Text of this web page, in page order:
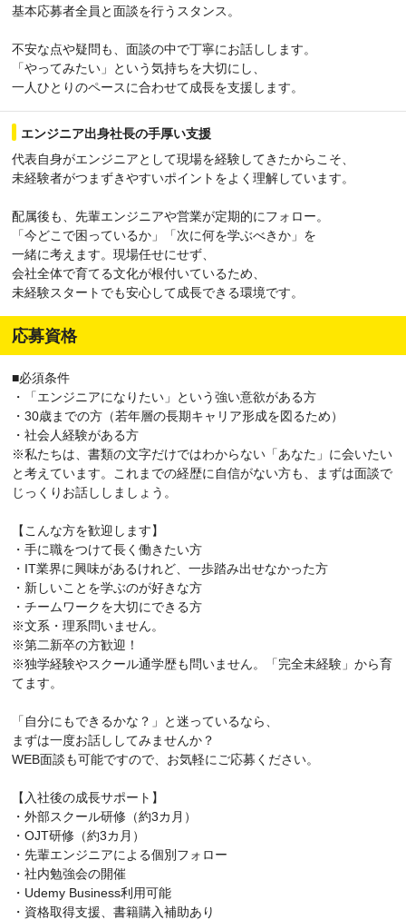
基本応募者全員と面談を行うスタンス。
不安な点や疑問も、面談の中で丁寧にお話しします。
「やってみたい」という気持ちを大切にし、
一人ひとりのペースに合わせて成長を支援します。
エンジニア出身社長の手厚い支援
代表自身がエンジニアとして現場を経験してきたからこそ、
未経験者がつまずきやすいポイントをよく理解しています。
配属後も、先輩エンジニアや営業が定期的にフォロー。
「今どこで困っているか」「次に何を学ぶべきか」を
一緒に考えます。現場任せにせず、
会社全体で育てる文化が根付いているため、
未経験スタートでも安心して成長できる環境です。
応募資格
■必須条件
・「エンジニアになりたい」という強い意欲がある方
・30歳までの方（若年層の長期キャリア形成を図るため）
・社会人経験がある方
※私たちは、書類の文字だけではわからない「あなた」に会いたい
と考えています。これまでの経歴に自信がない方も、まずは面談で
じっくりお話ししましょう。
【こんな方を歓迎します】
・手に職をつけて長く働きたい方
・IT業界に興味があるけれど、一歩踏み出せなかった方
・新しいことを学ぶのが好きな方
・チームワークを大切にできる方
※文系・理系問いません。
※第二新卒の方歓迎！
※独学経験やスクール通学歴も問いません。「完全未経験」から育
てます。
「自分にもできるかな？」と迷っているなら、
まずは一度お話ししてみませんか？
WEB面談も可能ですので、お気軽にご応募ください。
【入社後の成長サポート】
・外部スクール研修（約3カ月）
・OJT研修（約3カ月）
・先輩エンジニアによる個別フォロー
・社内勉強会の開催
・Udemy Business利用可能
・資格取得支援、書籍購入補助あり